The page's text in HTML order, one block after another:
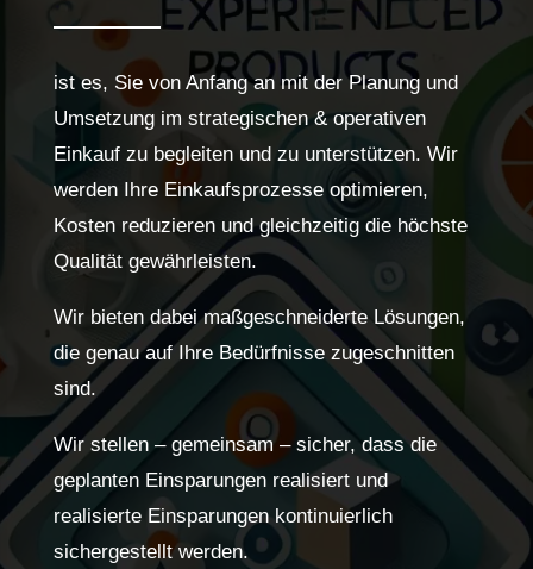
ist es, Sie von Anfang an mit der Planung und
Umsetzung im strategischen & operativen
Einkauf zu begleiten und zu unterstützen. Wir
werden Ihre Einkaufsprozesse optimieren,
Kosten reduzieren und gleichzeitig die höchste
Qualität gewährleisten.
Wir bieten dabei maßgeschneiderte Lösungen,
die genau auf Ihre Bedürfnisse zugeschnitten
sind.
Wir stellen – gemeinsam – sicher, dass die
geplanten Einsparungen realisiert und
realisierte Einsparungen kontinuierlich
sichergestellt werden.